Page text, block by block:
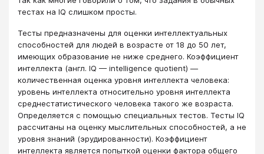
тестах на IQ слишком просты.
Тесты предназначены для оценки интеллектуальных
способностей для людей в возрасте от 18 до 50 лет,
имеющих образование не ниже среднего. Коэффициент
интеллекта (англ. IQ — intelligence quotient) —
количественная оценка уровня интеллекта человека:
уровень интеллекта относительно уровня интеллекта
среднестатистического человека такого же возраста.
Определяется с помощью специальных тестов. Тесты IQ
рассчитаны на оценку мыслительных способностей, а не
уровня знаний (эрудированности). Коэффициент
интеллекта является попыткой оценки фактора общего